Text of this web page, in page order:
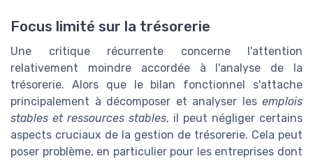
Focus limité sur la trésorerie
Une critique récurrente concerne l'attention
relativement moindre accordée à l'analyse de la
trésorerie. Alors que le bilan fonctionnel s'attache
principalement à décomposer et analyser les emplois
stables et ressources stables, il peut négliger certains
aspects cruciaux de la gestion de trésorerie. Cela peut
poser problème, en particulier pour les entreprises dont